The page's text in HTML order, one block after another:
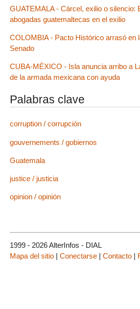
GUATEMALA - Cárcel, exilio o silencio:
abogadas guatemaltecas en el exilio
COLOMBIA - Pacto Histórico arrasó en
Senado
CUBA-MÉXICO - Isla anuncia arribo a
de la armada mexicana con ayuda
Palabras clave
corruption / corrupción
gouvernements / gobiernos
Guatemala
justice / justicia
opinion / opinión
1999 - 2026 AlterInfos - DIAL
Mapa del sitio | Conectarse | Contacto |